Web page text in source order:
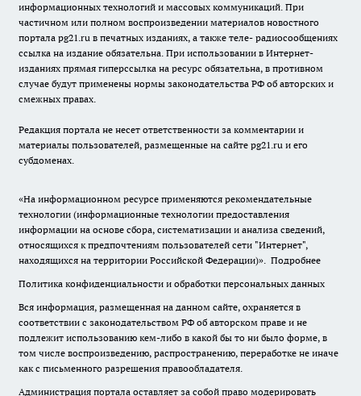
информационных технологий и массовых коммуникаций. При
частичном или полном воспроизведении материалов новостного
портала pg21.ru в печатных изданиях, а также теле- радиосообщениях
ссылка на издание обязательна. При использовании в Интернет-
изданиях прямая гиперссылка на ресурс обязательна, в противном
случае будут применены нормы законодательства РФ об авторских и
смежных правах.
Редакция портала не несет ответственности за комментарии и
материалы пользователей, размещенные на сайте pg21.ru и его
субдоменах.
«На информационном ресурсе применяются рекомендательные
технологии (информационные технологии предоставления
информации на основе сбора, систематизации и анализа сведений,
относящихся к предпочтениям пользователей сети "Интернет",
находящихся на территории Российской Федерации)». Подробнее
Политика конфиденциальности и обработки персональных данных
Вся информация, размещенная на данном сайте, охраняется в
соответствии с законодательством РФ об авторском праве и не
подлежит использованию кем-либо в какой бы то ни было форме, в
том числе воспроизведению, распространению, переработке не иначе
как с письменного разрешения правообладателя.
Администрация портала оставляет за собой право модерировать